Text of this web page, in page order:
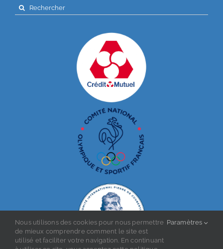
Search
for:
Nous utilisons des cookies pour nous permettre
de mieux comprendre comment le site est
utilisé et faciliter votre navigation. En continuant
Paramètres